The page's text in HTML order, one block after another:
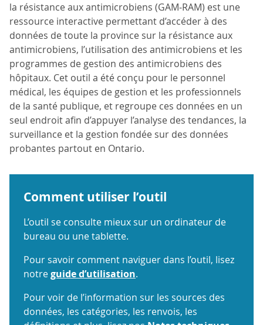
la résistance aux antimicrobiens (GAM‑RAM) est une
ressource interactive permettant d’accéder à des
données de toute la province sur la résistance aux
antimicrobiens, l’utilisation des antimicrobiens et les
programmes de gestion des antimicrobiens des
hôpitaux. Cet outil a été conçu pour le personnel
médical, les équipes de gestion et les professionnels
de la santé publique, et regroupe ces données en un
seul endroit afin d’appuyer l’analyse des tendances, la
surveillance et la gestion fondée sur des données
probantes partout en Ontario.
Comment utiliser l’outil
L’outil se consulte mieux sur un ordinateur de
bureau ou une tablette.
Pour savoir comment naviguer dans l’outil, lisez
notreguide d’utilisation.
Pour voir de l’information sur les sources des
données, les catégories, les renvois, les